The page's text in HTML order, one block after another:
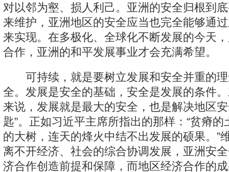
对以邻为壑、损人利己。亚洲的安全归根到
来维护，亚洲地区的安全应当也完全能够通
来实现。在多极化、全球化不断发展的今天
合作，亚洲的和平发展事业才会充满希望。
可持续，就是要树立发展和安全并重的理
全。发展是安全的基础，安全是发展的条件
来说，发展就是最大的安全，也是解决地区
匙”。正如习近平主席所指出的那样：“贫瘠
的大树，连天的烽火中结不出发展的硕果。”
离不开经济、社会的综合协调发展，亚洲安
济合作创造前提和保障，而地区经济合作的